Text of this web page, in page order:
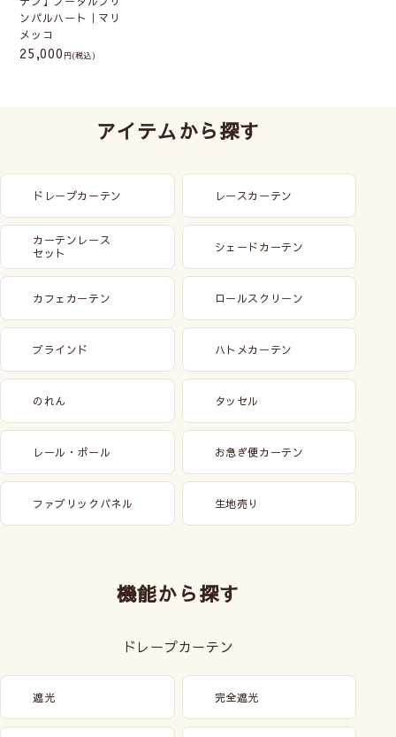
ンパルハート｜マリ
メッコ
25,000 (税込)
アイテムから探す
ドレープカーテン レースカーテン
カーテンレース
セット
シェードカーテン
カフェカーテン ロールスクリーン
ブラインド ハトメカーテン
のれん タッセル
レール・ポール お急ぎ便カーテン
ファブリックパネル 生地売り
機能から探す
ドレープカーテン
遮光 完全遮光